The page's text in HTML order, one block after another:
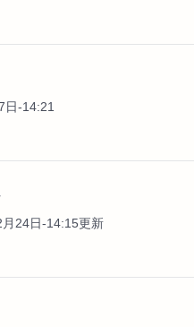
日-14:21
24日-14:15更新